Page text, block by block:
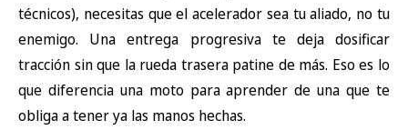
técnicos), necesitas que el acelerador sea tu aliado, no tu
enemigo. Una entrega progresiva te deja dosificar
tracción sin que la rueda trasera patine de más. Eso es lo
que diferencia una moto para aprender de una que te
obliga a tener ya las manos hechas.